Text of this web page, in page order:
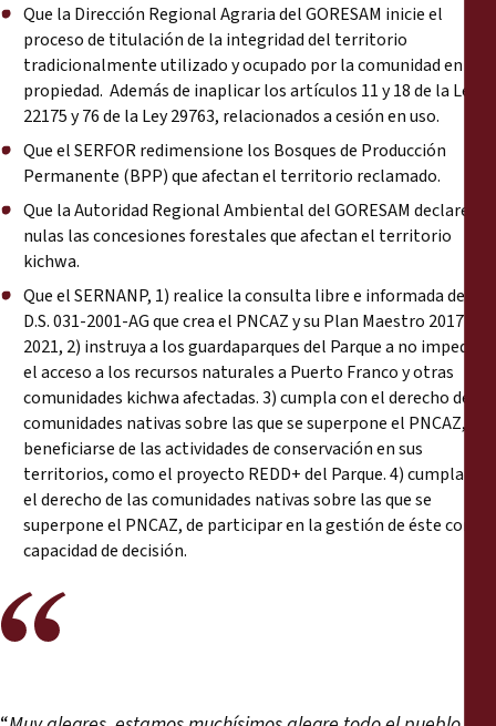
Que la Dirección Regional Agraria del GORESAM inicie el
proceso de titulación de la integridad del territorio
tradicionalmente utilizado y ocupado por la comunidad en
propiedad. Además de inaplicar los artículos 11 y 18 de la Ley
22175 y 76 de la Ley 29763, relacionados a cesión en uso.
Que el SERFOR redimensione los Bosques de Producción
Permanente (BPP) que afectan el territorio reclamado.
Que la Autoridad Regional Ambiental del GORESAM declare
nulas las concesiones forestales que afectan el territorio
kichwa.
Que el SERNANP, 1) realice la consulta libre e informada del
D.S. 031-2001-AG que crea el PNCAZ y su Plan Maestro 2017-
2021, 2) instruya a los guardaparques del Parque a no impedir
el acceso a los recursos naturales a Puerto Franco y otras
comunidades kichwa afectadas. 3) cumpla con el derecho de las
comunidades nativas sobre las que se superpone el PNCAZ, de
beneficiarse de las actividades de conservación en sus
territorios, como el proyecto REDD+ del Parque. 4) cumpla con
el derecho de las comunidades nativas sobre las que se
superpone el PNCAZ, de participar en la gestión de éste con
capacidad de decisión.